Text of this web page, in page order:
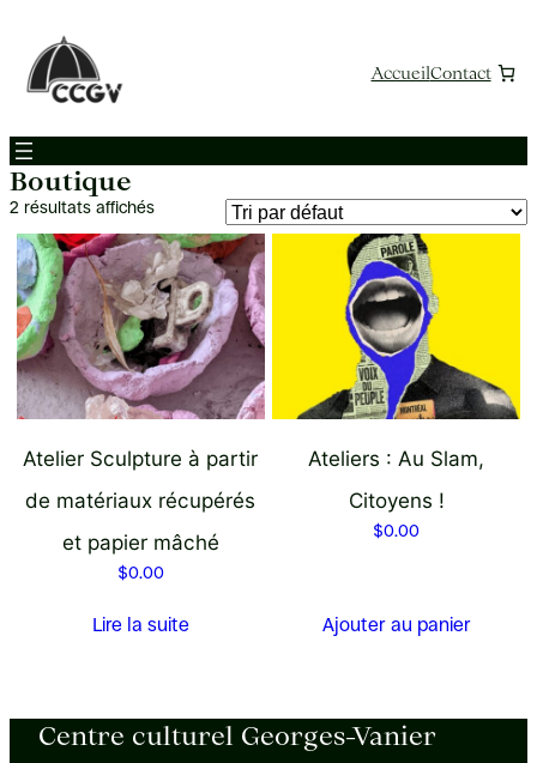
contenu
AccueilContact
Boutique
2 résultats affichés
Atelier Sculpture à partir
de matériaux récupérés
et papier mâché
$0.00
Lire la suite
Ateliers : Au Slam,
Citoyens !
$0.00
Ajouter au panier
Centre culturel Georges-Vanier